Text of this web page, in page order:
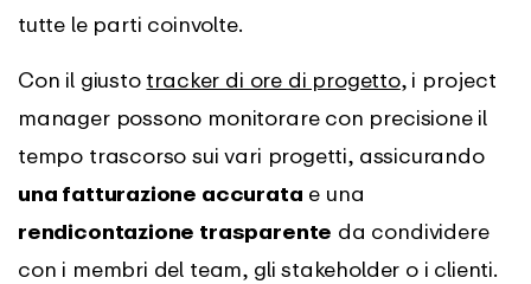
tutte le parti coinvolte.
Con il giusto tracker di ore di progetto, i project
manager possono monitorare con precisione il
tempo trascorso sui vari progetti, assicurando
una fatturazione accurata e una
rendicontazione trasparente da condividere
con i membri del team, gli stakeholder o i clienti.